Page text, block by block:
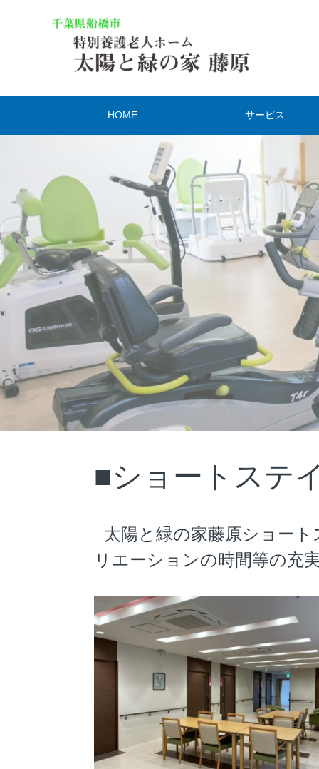
HOME サービス
■ショートステ
太陽と緑の家藤原ショー
リエーションの時間等の充